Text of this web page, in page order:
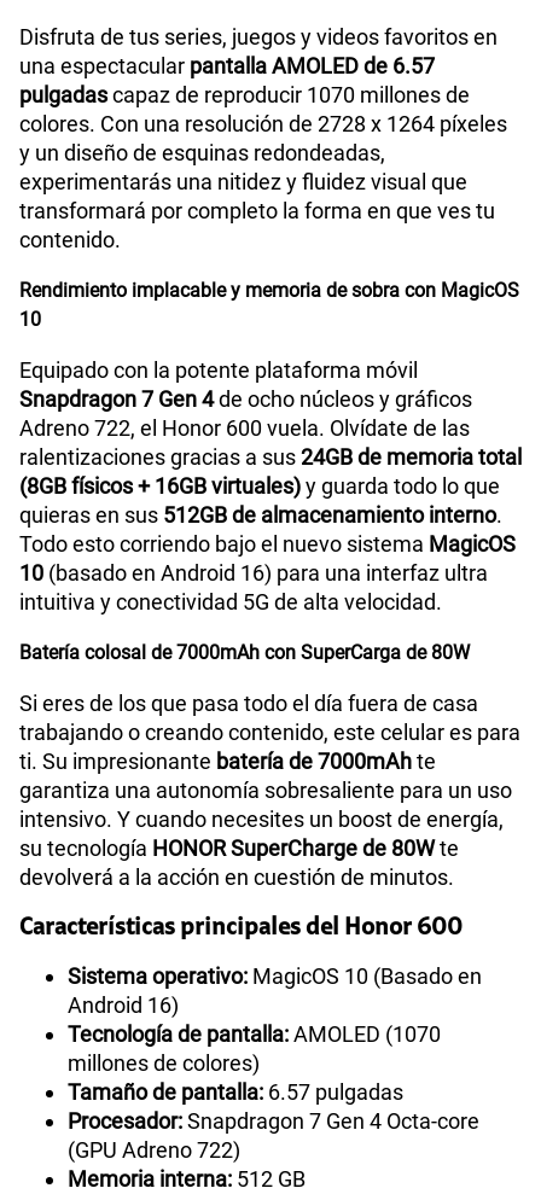
Disfruta de tus series, juegos y videos favoritos en
una espectacular pantalla AMOLED de 6.57
pulgadascapaz de reproducir 1070 millones de
colores. Con una resolución de 2728 x 1264 píxeles
y un diseño de esquinas redondeadas,
experimentarás una nitidez y fluidez visual que
transformará por completo la forma en que ves tu
contenido.
Rendimiento implacable y memoria de sobra con MagicOS
10
Equipado con la potente plataforma móvil
Snapdragon 7 Gen 4de ocho núcleos y gráficos
Adreno 722, el Honor 600 vuela. Olvídate de las
ralentizaciones gracias a sus24GB de memoria total
(8GB físicos + 16GB virtuales)y guarda todo lo que
quieras en sus 512GB de almacenamiento interno.
Todo esto corriendo bajo el nuevo sistema MagicOS
10 (basado en Android 16) para una interfaz ultra
intuitiva y conectividad 5G de alta velocidad.
Batería colosal de 7000mAh con SuperCarga de 80W
Si eres de los que pasa todo el día fuera de casa
trabajando o creando contenido, este celular es para
ti. Su impresionante batería de 7000mAhte
garantiza una autonomía sobresaliente para un uso
intensivo. Y cuando necesites un boost de energía,
su tecnología HONOR SuperCharge de 80Wte
devolverá a la acción en cuestión de minutos.
Características principales del Honor 600
Sistema operativo: MagicOS 10 (Basado en
Android 16)
Tecnología de pantalla:AMOLED (1070
millones de colores)
Tamaño de pantalla: 6.57 pulgadas
Procesador:Snapdragon 7 Gen 4 Octa-core
(GPU Adreno 722)
Memoria interna: 512 GB